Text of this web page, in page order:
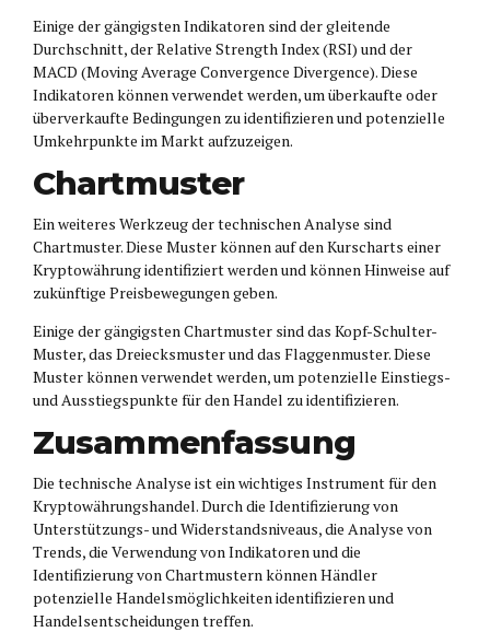
Einige der gängigsten Indikatoren sind der gleitende
Durchschnitt, der Relative Strength Index (RSI) und der
MACD (Moving Average Convergence Divergence). Diese
Indikatoren können verwendet werden, um überkaufte oder
überverkaufte Bedingungen zu identifizieren und potenzielle
Umkehrpunkte im Markt aufzuzeigen.
Chartmuster
Ein weiteres Werkzeug der technischen Analyse sind
Chartmuster. Diese Muster können auf den Kurscharts einer
Kryptowährung identifiziert werden und können Hinweise auf
zukünftige Preisbewegungen geben.
Einige der gängigsten Chartmuster sind das Kopf-Schulter-
Muster, das Dreiecksmuster und das Flaggenmuster. Diese
Muster können verwendet werden, um potenzielle Einstiegs-
und Ausstiegspunkte für den Handel zu identifizieren.
Zusammenfassung
Die technische Analyse ist ein wichtiges Instrument für den
Kryptowährungshandel. Durch die Identifizierung von
Unterstützungs- und Widerstandsniveaus, die Analyse von
Trends, die Verwendung von Indikatoren und die
Identifizierung von Chartmustern können Händler
potenzielle Handelsmöglichkeiten identifizieren und
Handelsentscheidungen treffen.